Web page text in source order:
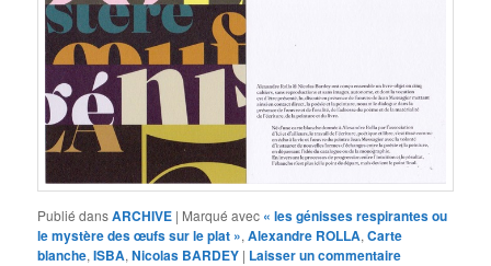
Publié dansARCHIVE | Marqué avec « les génisses respirantes ou
le mystère des œufs sur le plat »,Alexandre ROLLA,Carte
blanche,ISBA,Nicolas BARDEY | Laisser un commentaire